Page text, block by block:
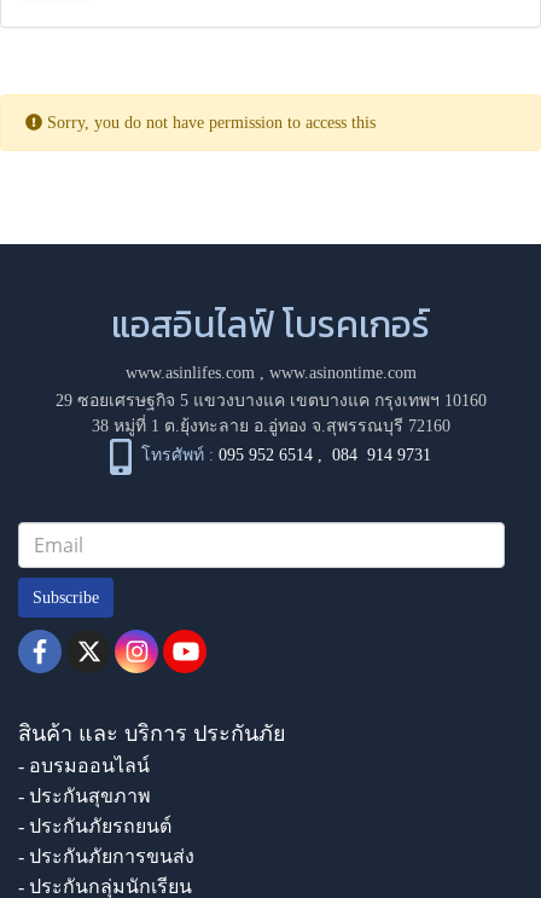
Sorry, you do not have permission to access this
แอสอินไลฟ์ โบรคเกอร์
www.asinlifes.com, www.asinontime.com
29 ซอยเศรษฐกิจ 5 แขวงบางแค เขตบางแค กรุงเทพฯ 10160
38 หมู่ที่ 1 ต.ยุ้งทะลาย อ.อู่ทอง จ.สุพรรณบุรี 72160
โทรศัพท์ : 095 952 6514 ,084 914 9731
Subscribe
สินค้า และ บริการ ประกันภัย
- อบรมออนไลน์
- ประกันสุขภาพ
- ประกันภัยรถยนต์
- ประกันภัยการขนส่ง
- ประกันกลุ่มนักเรียน